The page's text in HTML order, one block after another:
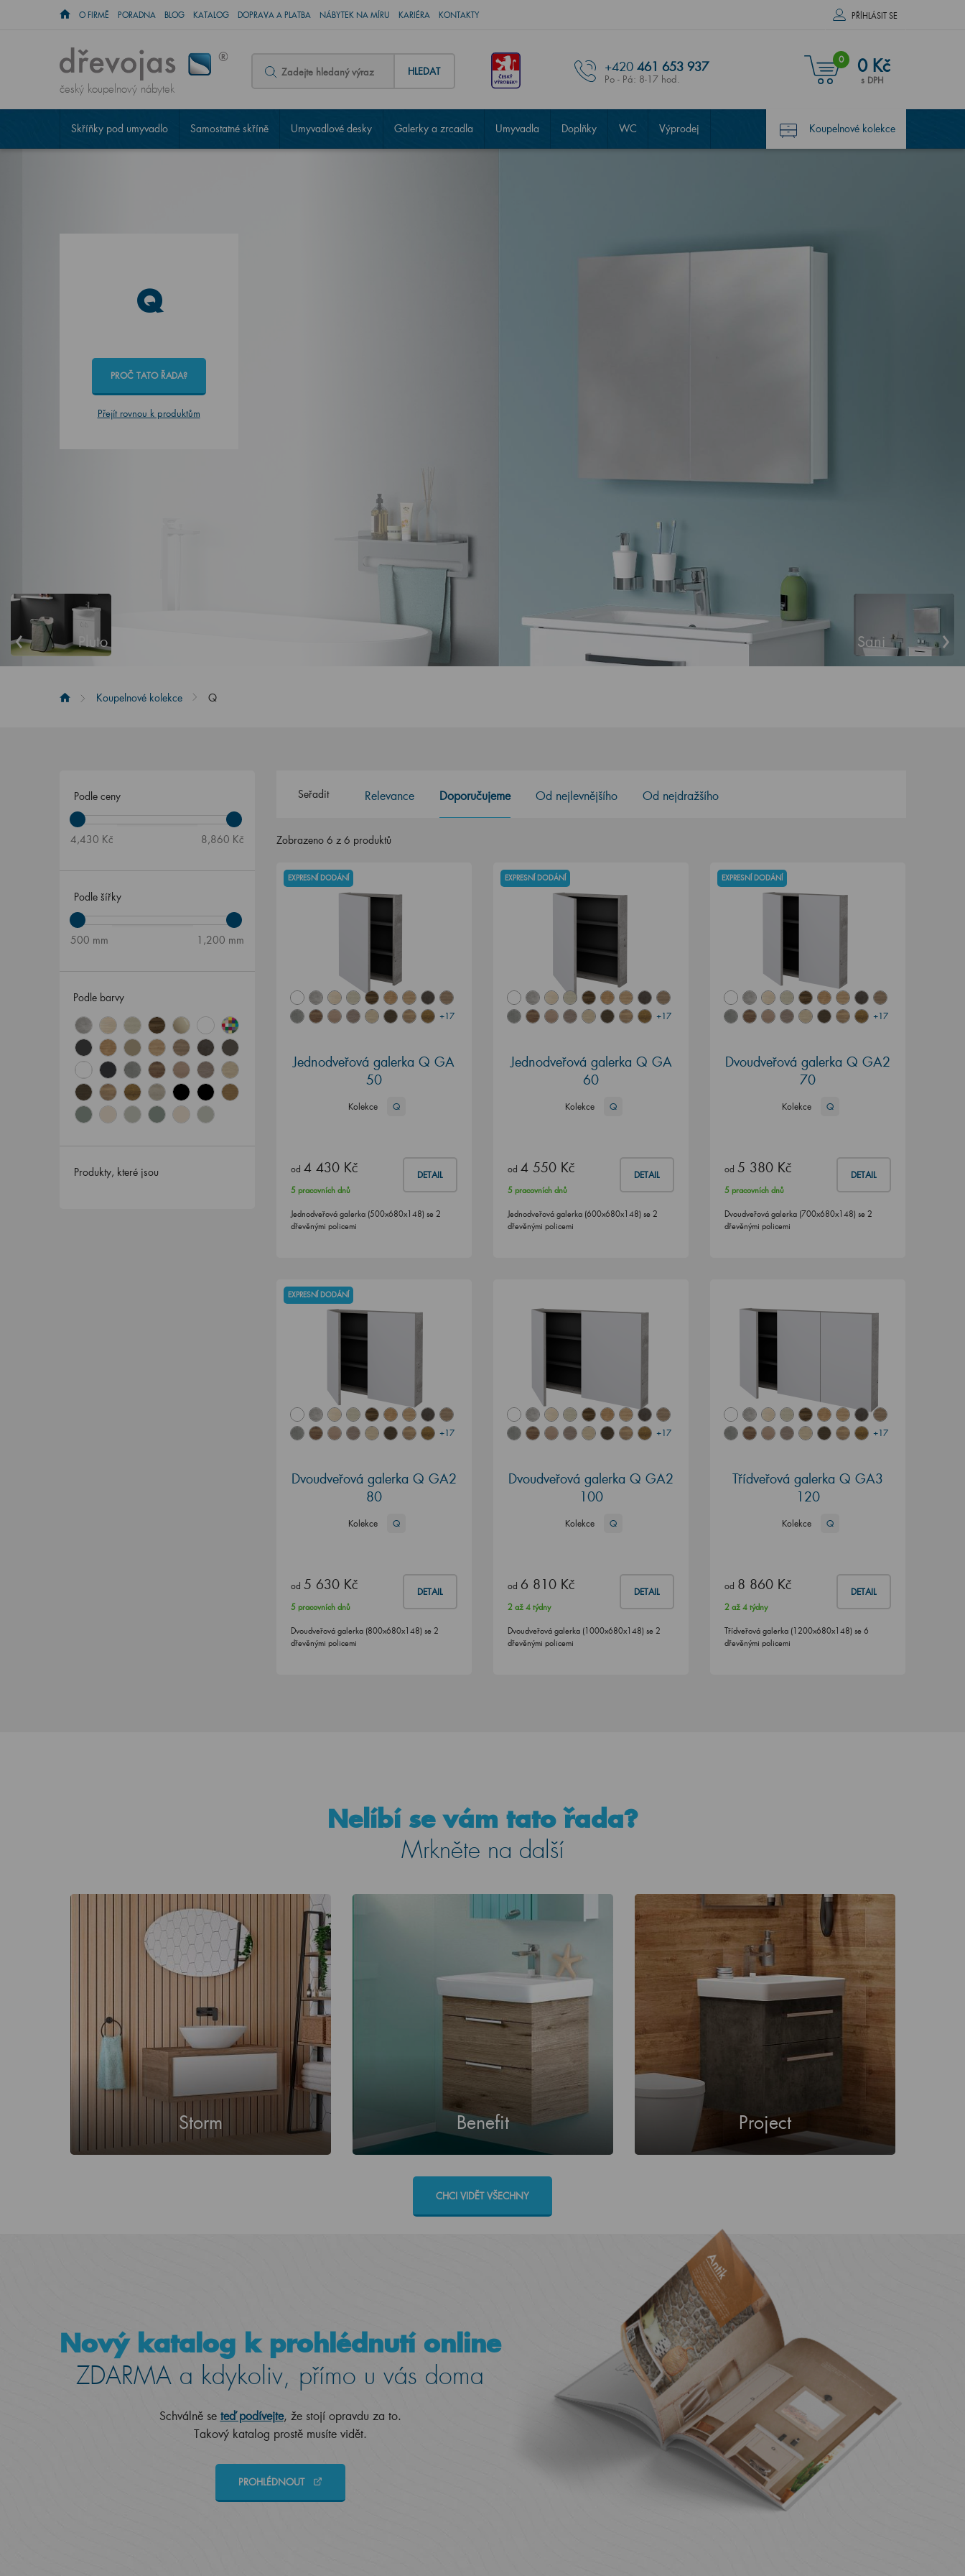
O FIRMĚ PORADNA BLOG KATALOG DOPRAVA A PLATBA NÁBYTEK NA MÍRU KARIÉRA KONTAKTY PŘÍHLÁSIT SE
český koupelnový nábytek
HLEDAT +420 461 653 937
Po - Pá: 8-17 hod.
0 0 Kč
s DPH
Skříňky pod umyvadlo Samostatné skříně Umyvadlové desky Galerky a zrcadla Umyvadla Doplňky WC Výprodej Koupelnové kolekce
Q
PROČ TATO ŘADA?
Přejít rovnou k produktům
Pluto
‹ Sani ›
Koupelnové kolekce Q
Podle ceny
4,430 Kč 8,860 Kč
Podle šířky
500 mm 1,200 mm
Podle barvy
Produkty, které jsou
Seřadit Relevance Doporučujeme Od nejlevnějšího Od nejdražšího
Zobrazeno 6 z 6 produktů
+17
EXPRESNÍ DODÁNÍ
Jednodveřová galerka Q GA
50
Kolekce Q
od 4 430 Kč DETAIL
5 pracovních dnů
Jednodveřová galerka (500x680x148) se 2
dřevěnými policemi
+17
EXPRESNÍ DODÁNÍ
Jednodveřová galerka Q GA
60
Kolekce Q
od 4 550 Kč DETAIL
5 pracovních dnů
Jednodveřová galerka (600x680x148) se 2
dřevěnými policemi
+17
EXPRESNÍ DODÁNÍ
Dvoudveřová galerka Q GA2
70
Kolekce Q
od5 380 Kč DETAIL
5 pracovních dnů
Dvoudveřová galerka (700x680x148) se 2
dřevěnými policemi
+17
EXPRESNÍ DODÁNÍ
Dvoudveřová galerka Q GA2
80
Kolekce Q
od 5 630 Kč DETAIL
5 pracovních dnů
Dvoudveřová galerka (800x680x148) se 2
dřevěnými policemi
+17
Dvoudveřová galerka Q GA2
100
Kolekce Q
od 6 810 Kč DETAIL
2 až 4 týdny
Dvoudveřová galerka (1000x680x148) se 2
dřevěnými policemi
+17
Třídveřová galerka Q GA3
120
Kolekce Q
od 8 860 Kč DETAIL
2 až 4 týdny
Třídveřová galerka (1200x680x148) se 6
dřevěnými policemi
Nelíbí se vám tato řada?
Mrkněte na další
Storm Benefit Project
CHCI VIDĚT VŠECHNY
Nový katalog k prohlédnutí online
ZDARMA a kdykoliv, přímo u vás doma
Schválně se teď podívejte, že stojí opravdu za to.
Takový katalog prostě musíte vidět.
PROHLÉDNOUT